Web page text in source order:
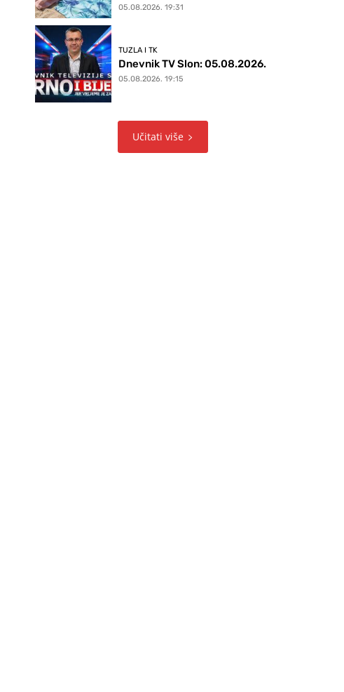
05.08.2026. 19:31
TUZLA I TK
Dnevnik TV Slon: 05.08.2026.
05.08.2026. 19:15
Učitati više